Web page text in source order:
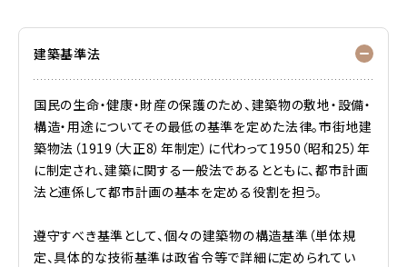
建築基準法
国民の生命・健康・財産の保護のため、建築物の敷地・設備・
構造・用途についてその最低の基準を定めた法律。市街地建
築物法（1919（大正8）年制定）に代わって1950（昭和25）年
に制定され、建築に関する一般法であるとともに、都市計画
法と連係して都市計画の基本を定める役割を担う。
遵守すべき基準として、個々の建築物の構造基準（単体規
定、具体的な技術基準は政省令等で詳細に定められてい